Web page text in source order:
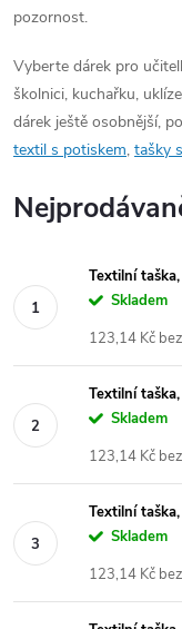
pozornost.
Vyberte dárek pro
školnici, kuchařku,
dárek ještě osobnější,
textil s potiskem, tašky
Textilní
Skladem
123,14 Kč
Textilní
Skladem
123,14 Kč
Textilní
Skladem
123,14 Kč